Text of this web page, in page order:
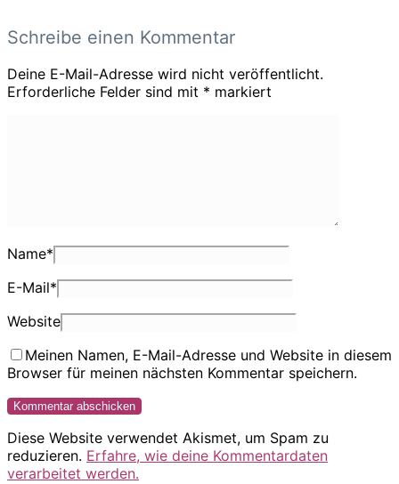
Schreibe einen Kommentar
Deine E-Mail-Adresse wird nicht veröffentlicht.
Erforderliche Felder sind mit * markiert
Name*
E-Mail*
Website
Meinen Namen, E-Mail-Adresse und Website in diesem
Browser für meinen nächsten Kommentar speichern.
Diese Website verwendet Akismet, um Spam zu
reduzieren. Erfahre, wie deine Kommentardaten
verarbeitet werden.